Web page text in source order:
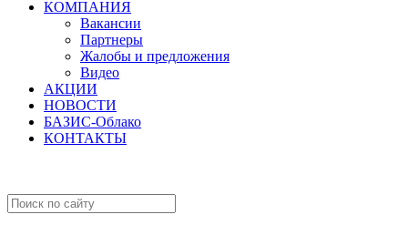
КОМПАНИЯ
Вакансии
Партнеры
Жалобы и предложения
Видео
АКЦИИ
НОВОСТИ
БАЗИС-Облако
КОНТАКТЫ